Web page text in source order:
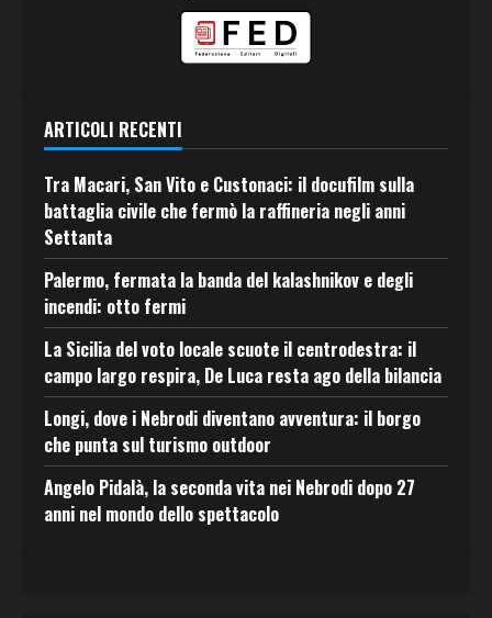
ARTICOLI RECENTI
Tra Macari, San Vito e Custonaci: il docufilm sulla
battaglia civile che fermò la raffineria negli anni
Settanta
Palermo, fermata la banda del kalashnikov e degli
incendi: otto fermi
La Sicilia del voto locale scuote il centrodestra: il
campo largo respira, De Luca resta ago della bilancia
Longi, dove i Nebrodi diventano avventura: il borgo
che punta sul turismo outdoor
Angelo Pidalà, la seconda vita nei Nebrodi dopo 27
anni nel mondo dello spettacolo